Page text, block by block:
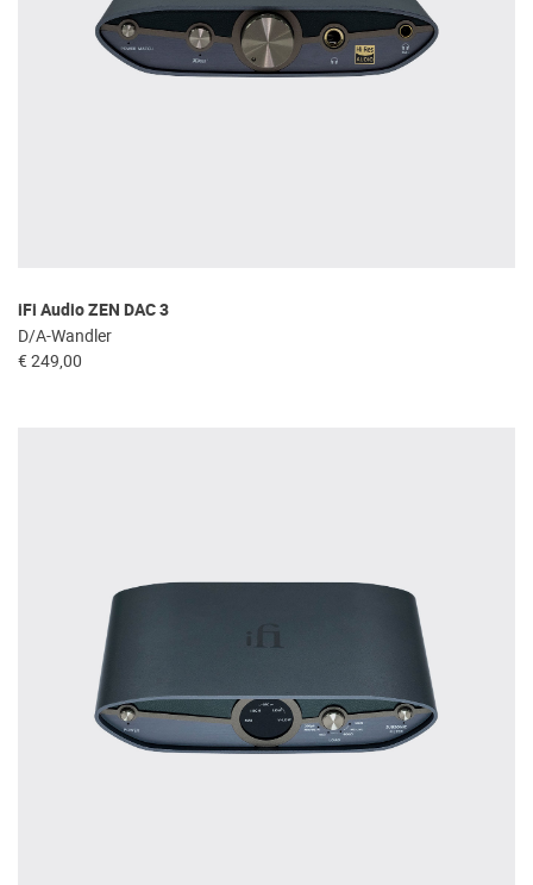
iFi Audio ZEN DAC 3
D/A-Wandler
€ 249,00